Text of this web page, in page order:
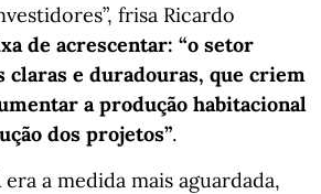
frisa Ricardo
de acrescentar: “o setor
claras e duradouras, que criem
a produção habitacional
dos projetos”.
a medida mais aguardada,